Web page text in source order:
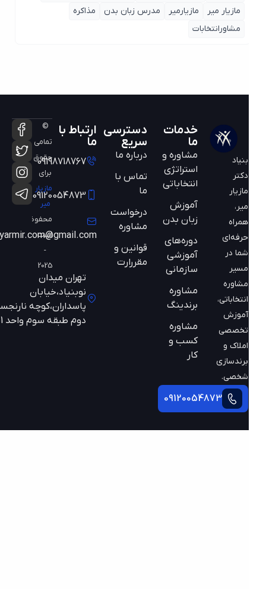
مازیار میر
مازیارمیر مدرس زبان بدن
مذاکره
مشاورانتخابات
مازیار
همراه
حرفه‌ای
شما در
مسیر
مشاوره
انتخاباتی،
آموزش
تخصصی
املاک و
برندسازی
شخصی.
09120054873
خدمات
مشاوره و
استراتژی
انتخاباتی
آموزش
زبان بدن
دوره‌های
آموزشی
سازمانی
مشاوره
برندینگ
مشاوره
کسب و
دسترسی
سریع
درباره ما
تماس با
ما
درخواست
مشاوره
قوانین و
مقررارت
ارتباط با
09198718767
09120054873
mazyarmir.com@gmail.com
تهران میدان
نوبنیاد،خیابان
پاسداران،کوچه نارنجستان
دوم طبقه سوم واحد 301
©
تمامی
حقوق
محفوظ
است